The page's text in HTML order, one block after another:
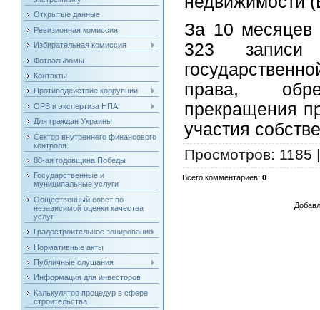
Открытые данные
Ревизионная комиссия
Избирательная комиссия
Фотоальбомы
Контакты
Противодействие коррупции
ОРВ и экспертиза НПА
Для граждан Украины
Сектор внутреннего финансового
контроля
80-ая годовщина Победы
Государственные и
муниципальные услуги
Общественный совет по
независимой оценки качества
услуг
Градостроительное зонирование
Нормативные акты
Публичные слушания
Информация для инвесторов
Калькулятор процедур в сфере
строительства
За 10 месяцев
323 записи
права,
прекращения
участия
Просмотров: 1185
Всего комментариев:0